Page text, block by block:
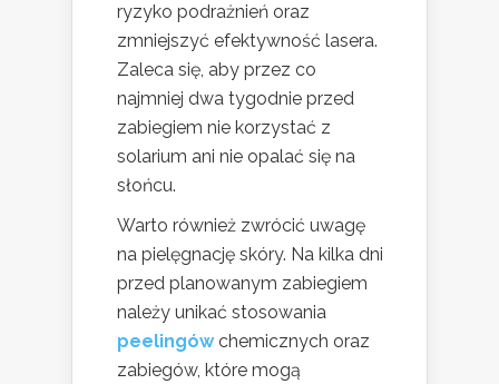
ryzyko podrażnień oraz
zmniejszyć efektywność lasera.
Zaleca się, aby przez co
najmniej dwa tygodnie przed
zabiegiem nie korzystać z
solarium ani nie opalać się na
słońcu.
Warto również zwrócić uwagę
na pielęgnację skóry. Na kilka dni
przed planowanym zabiegiem
należy unikać stosowania
peelingówchemicznych oraz
zabiegów, które mogą